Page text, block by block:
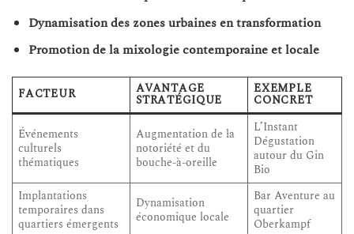
Dynamisation des zones urbaines en transformation
Promotion de la mixologie contemporaine et locale
FACTEUR AVANTAGE
STRATÉGIQUE
EXEMPLE
CONCRET
Événements
culturels
thématiques
Augmentation de la
notoriété et du
bouche-à-oreille
L’Instant
Dégustation
autour du Gin
Bio
Implantations
temporaires dans
quartiers émergents
Dynamisation
économique locale
Bar Aventure au
quartier
Oberkampf